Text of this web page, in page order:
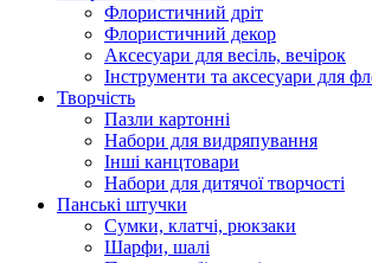
Флористичний дріт
Флористичний декор
Аксесуари для весіль, вечірок
Інструменти та аксесуари для
Творчість
Пазли картонні
Набори для видряпування
Інші канцтовари
Набори для дитячої творчості
Панські штучки
Сумки, клатчі, рюкзаки
Шарфи, шалі